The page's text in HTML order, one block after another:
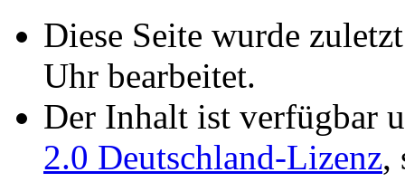
Diese Seite wurde
Uhr bearbeitet.
Der Inhalt ist verfügbar
2.0 Deutschland-Lizenz,